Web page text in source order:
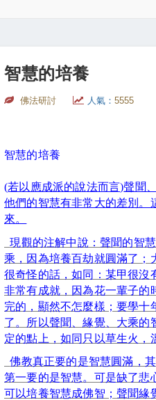
智慧的培養
佛法研討 人氣： 5555
智慧的培養
(若以應成派的說法而言)聲聞
他們的智慧有非常大的差別。
來。
現觀的注解中說：聲聞的智
乘，因為培養百劫就圓滿了；
很奇怪的話，如同：某甲很沒
非常有成就，因為花一輩子的
完的，顯然不怎麼樣；要學十
了。所以聲聞、緣覺、大乘的
定的點上，如同只以草生火，
佛教真正要的是智慧圓滿，
第一要的是智慧。可是缺了悲
可以培養智慧成佛智；聲聞緣